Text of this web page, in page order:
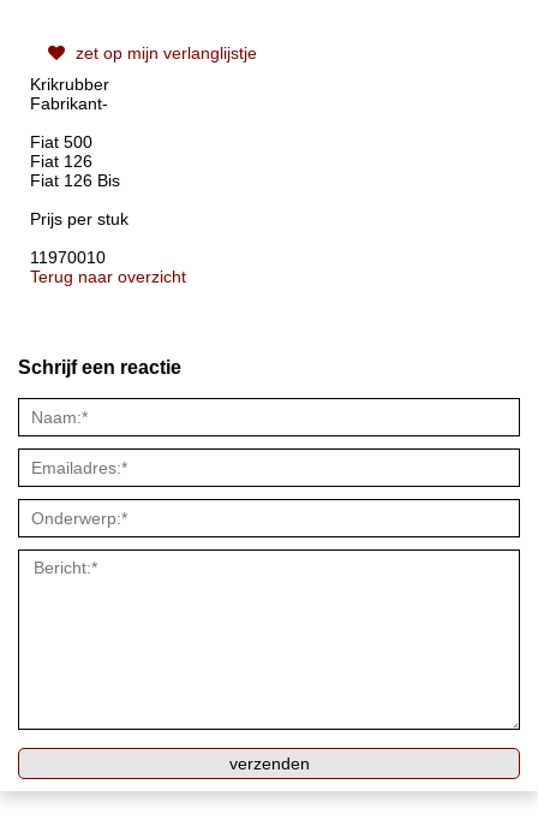
zet op mijn verlanglijstje
Krikrubber
Fabrikant-
Fiat 500
Fiat 126
Fiat 126 Bis
Prijs per stuk
11970010
Terug naar overzicht
Schrijf een reactie